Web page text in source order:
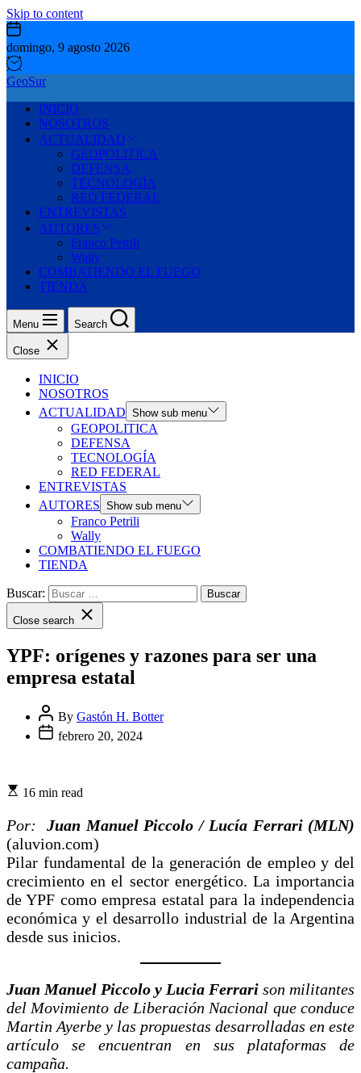
Skip to content
domingo, 9 agosto 2026
GeoSur
INICIO
NOSOTROS
ACTUALIDAD
GEOPOLITICA
DEFENSA
TECNOLOGÍA
RED FEDERAL
ENTREVISTAS
AUTORES
Franco Petrili
Wally
COMBATIENDO EL FUEGO
TIENDA
Menu Search
Close
INICIO
NOSOTROS
ACTUALIDAD Show sub menu
GEOPOLITICA
DEFENSA
TECNOLOGÍA
RED FEDERAL
ENTREVISTAS
AUTORES Show sub menu
Franco Petrili
Wally
COMBATIENDO EL FUEGO
TIENDA
Buscar:
Close search
YPF: orígenes y razones para ser una
empresa estatal
By Gastón H. Botter
febrero 20, 2024
16 min read
Por:
Juan Manuel Piccolo / Lucía Ferrari (MLN)
(aluvion.com)
Pilar fundamental de la generación de empleo y del
crecimiento en el sector energético. La importancia
de YPF como empresa estatal para la independencia
económica y el desarrollo industrial de la Argentina
desde sus inicios.
Juan Manuel Piccolo y Lucia Ferrari son militantes
del Movimiento de Liberación Nacional que conduce
Martin Ayerbe y las propuestas desarrolladas en este
artículo se encuentran en sus plataformas de
campaña.